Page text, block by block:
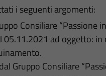
i seguenti argomenti:
Consiliare “Passione
05.11.2021 ad oggetto:
Gruppo Consiliare